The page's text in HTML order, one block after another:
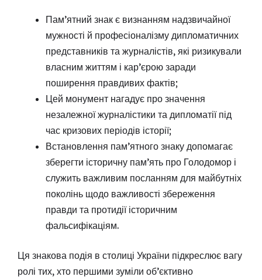
Пам’ятний знак є визнанням надзвичайної
мужності й професіоналізму дипломатичних
представників та журналістів, які ризикували
власним життям і кар’єрою заради
поширення правдивих фактів;
Цей монумент нагадує про значення
незалежної журналістики та дипломатії під
час кризових періодів історії;
Встановлення пам’ятного знаку допомагає
зберегти історичну пам’ять про Голодомор і
служить важливим посланням для майбутніх
поколінь щодо важливості збереження
правди та протидії історичним
фальсифікаціям.
Ця знакова подія в столиці України підкреслює вагу
ролі тих, хто першими зуміли об’єктивно